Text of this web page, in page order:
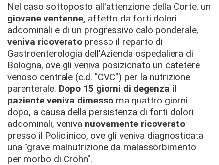
Nel caso sottoposto all'attenzione della Corte, un
giovane ventenne, affetto da forti dolori
addominali e di un progressivo calo ponderale,
veniva ricoverato presso il reparto di
Gastroenterologia dell'Azienda ospedaliera di
Bologna, ove gli veniva posizionato un catetere
venoso centrale (c.d. "CVC") per la nutrizione
parenterale. Dopo 15 giorni di degenza il
paziente veniva dimesso ma quattro giorni
dopo, a causa della persistenza di forti dolori
addominali, veniva nuovamente ricoverato
presso il Policlinico, ove gli veniva diagnosticata
una "grave malnutrizione da malassorbimento
per morbo di Crohn".